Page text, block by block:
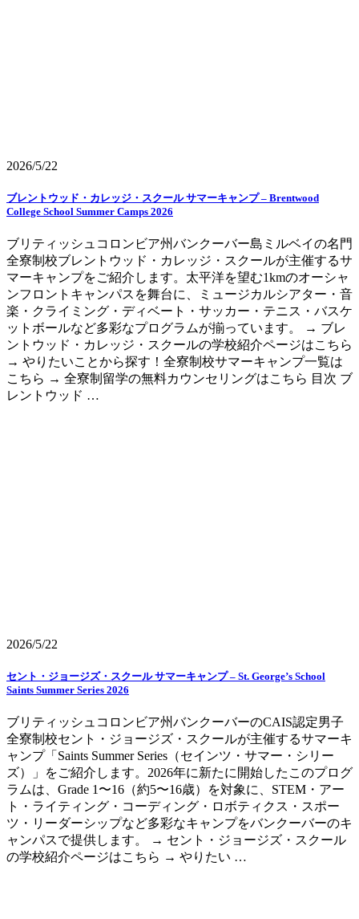
2026/5/22
ブレントウッド・カレッジ・スクール サマーキャンプ – Brentwood
College School Summer Camps 2026
ブリティッシュコロンビア州バンクーバー島ミルベイの名門
全寮制校ブレントウッド・カレッジ・スクールが主催するサ
マーキャンプをご紹介します。太平洋を望む1kmのオーシャ
ンフロントキャンパスを舞台に、ミュージカルシアター・音
楽・クライミング・ディベート・サッカー・テニス・バスケ
ットボールなど多彩なプログラムが揃っています。 → ブレ
ントウッド・カレッジ・スクールの学校紹介ページはこちら
→ やりたいことから探す！全寮制校サマーキャンプ一覧は
こちら → 全寮制留学の無料カウンセリングはこちら 目次 ブ
レントウッド …
2026/5/22
セント・ジョージズ・スクール サマーキャンプ – St. George’s School
Saints Summer Series 2026
ブリティッシュコロンビア州バンクーバーのCAIS認定男子
全寮制校セント・ジョージズ・スクールが主催するサマーキ
ャンプ「Saints Summer Series（セインツ・サマー・シリー
ズ）」をご紹介します。2026年に新たに開始したこのプログ
ラムは、Grade 1〜16（約5〜16歳）を対象に、STEM・アー
ト・ライティング・コーディング・ロボティクス・スポー
ツ・リーダーシップなど多彩なキャンプをバンクーバーのキ
ャンパスで提供します。 → セント・ジョージズ・スクール
の学校紹介ページはこちら → やりたい …